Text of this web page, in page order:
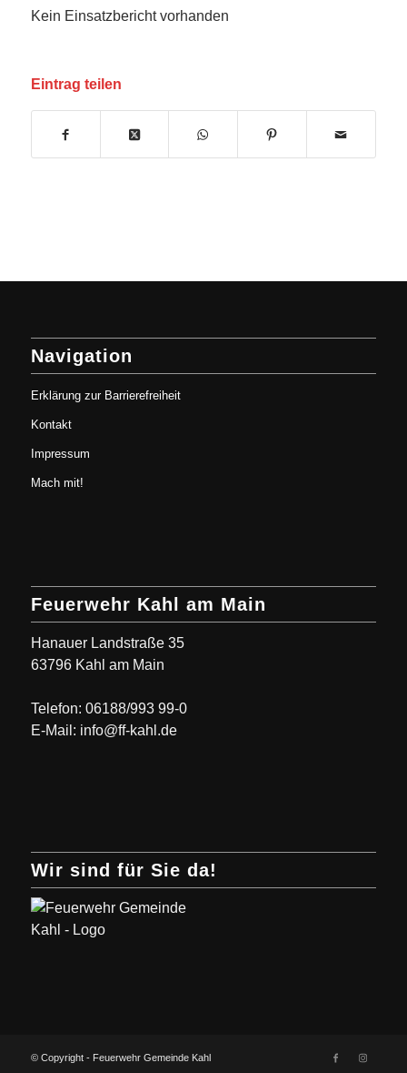
Kein Einsatzbericht vorhanden
Eintrag teilen
Navigation
Erklärung zur Barrierefreiheit
Kontakt
Impressum
Mach mit!
Feuerwehr Kahl am Main
Hanauer Landstraße 35
63796 Kahl am Main
Telefon: 06188/993 99-0
E-Mail: info@ff-kahl.de
Wir sind für Sie da!
© Copyright - Feuerwehr Gemeinde Kahl